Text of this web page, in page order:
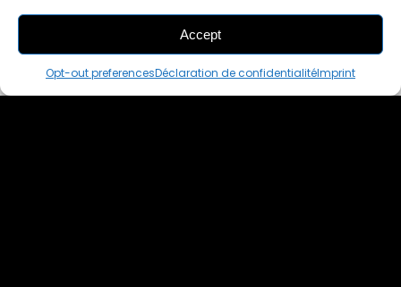
Accept
Opt-out preferencesDéclaration de confidentialitéImprint
ADD
TO CART